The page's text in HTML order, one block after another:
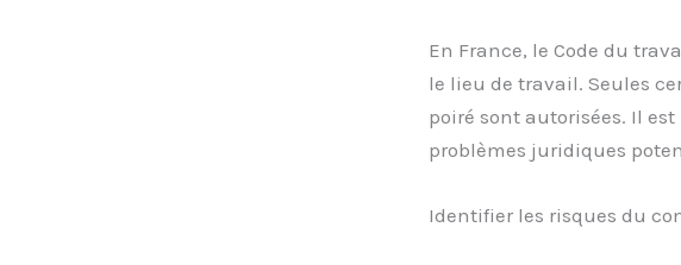
En France, le Code du
le lieu de travail. Seules
poiré sont autorisées. Il
problèmes juridiques
Identifier les risques du